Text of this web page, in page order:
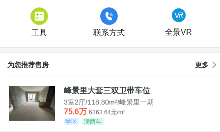
工具 联系方式 全景VR
为您推荐售房 更多
峰景里大套三双卫带车位
3室2厅/118.80m²/峰景里一期
75.6万 6363.64元/m²
学区
满两年